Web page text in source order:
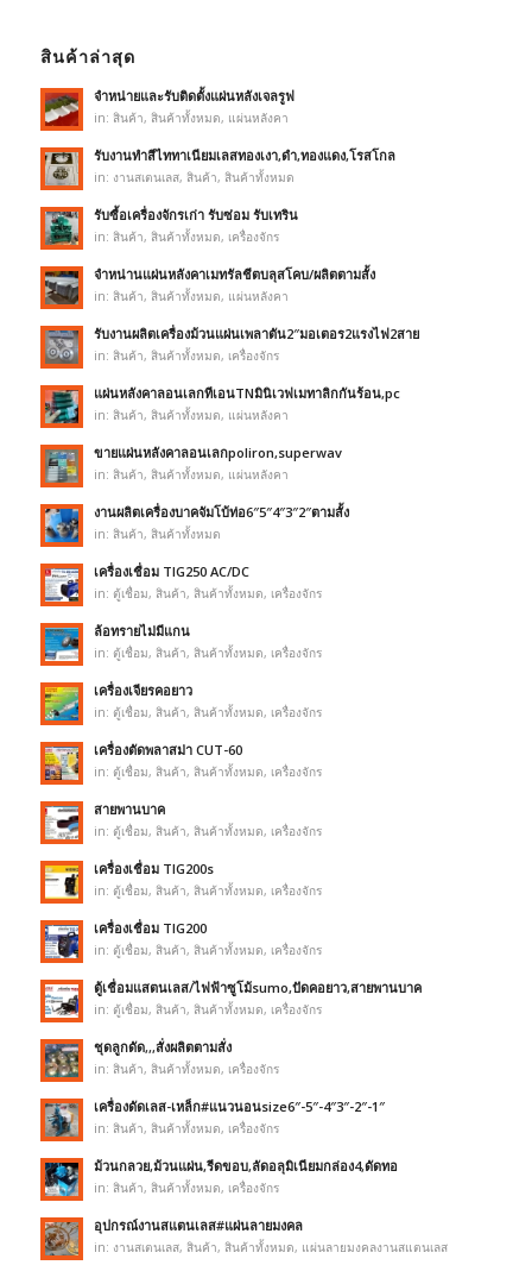
สินค้าล่าสุด
จำหน่ายและรับติดตั้งแผ่นหลังเจลรูฟ
in: สินค้า, สินค้าทั้งหมด, แผ่นหลังคา
รับงานทำสีไททาเนียมเลสทองเงา,ดำ,ทองแดง,โรสโกล
in: งานสเตนเลส, สินค้า, สินค้าทั้งหมด
รับซื้อเครื่องจักรเก่า รับซ่อม รับเทริน
in: สินค้า, สินค้าทั้งหมด, เครื่องจักร
จำหน่านแผ่นหลังคาเมทรัลชีตบลุสโคบ/ผลิตตามสั้ง
in: สินค้า, สินค้าทั้งหมด, แผ่นหลังคา
รับงานผลิตเครื่องม้วนแผ่นเพลาตัน2″มอเตอร2แรงไฟ2สาย
in: สินค้า, สินค้าทั้งหมด, เครื่องจักร
แผ่นหลังคาลอนเลกทีเอนTNมินิเวฟเมทาลิกกันร้อน,pc
in: สินค้า, สินค้าทั้งหมด, แผ่นหลังคา
ขายแผ่นหลังคาลอนเลกpoliron,superwav
in: สินค้า, สินค้าทั้งหมด, แผ่นหลังคา
งานผลิตเครื่องบาคจัมโบ้ท่อ6″5″4″3″2″ตามสั้ง
in: สินค้า, สินค้าทั้งหมด
เครื่องเชื่อม TIG250 AC/DC
in: ตู้เชื่อม, สินค้า, สินค้าทั้งหมด, เครื่องจักร
ล้อทรายไม่มีแกน
in: ตู้เชื่อม, สินค้า, สินค้าทั้งหมด, เครื่องจักร
เครื่องเจียรคอยาว
in: ตู้เชื่อม, สินค้า, สินค้าทั้งหมด, เครื่องจักร
เครื่องตัดพลาสม่า CUT-60
in: ตู้เชื่อม, สินค้า, สินค้าทั้งหมด, เครื่องจักร
สายพานบาค
in: ตู้เชื่อม, สินค้า, สินค้าทั้งหมด, เครื่องจักร
เครื่องเชื่อม TIG200s
in: ตู้เชื่อม, สินค้า, สินค้าทั้งหมด, เครื่องจักร
เครื่องเชื่อม TIG200
in: ตู้เชื่อม, สินค้า, สินค้าทั้งหมด, เครื่องจักร
ตู้เชื่อมแสตนเลส/ไฟฟ้าซูโม้sumo,ปัดคอยาว,สายพานบาค
in: ตู้เชื่อม, สินค้า, สินค้าทั้งหมด, เครื่องจักร
ชุดลูกดัด,,,สั่งผลิตตามสั่ง
in: สินค้า, สินค้าทั้งหมด, เครื่องจักร
เครื่องดัดเลส-เหล็ก#แนวนอนsize6″-5″-4″3″-2″-1″
in: สินค้า, สินค้าทั้งหมด, เครื่องจักร
ม้วนกลวย,ม้วนแผ่น,รีดขอบ,ลัดอลุมิเนียมกล่อง4,ดัดทอ
in: สินค้า, สินค้าทั้งหมด, เครื่องจักร
อุปกรณ์งานสแตนเลส#แผ่นลายมงคล
in: งานสเตนเลส, สินค้า, สินค้าทั้งหมด, แผ่นลายมงคลงานสแตนเลส